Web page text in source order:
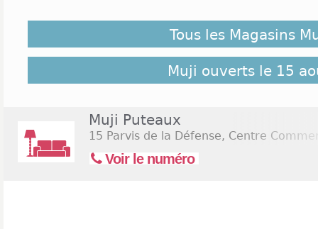
L'enseigne Muji est créée en 1980 dans la ville de
1998 avec l'implantation d'un premier magasin à
la possibilité de trouver des produits pour la
la confection proviennent du recyclage ce qui
mobilier ou encore l'art de la table. Tous les
dimanche, mais seulement pendant les fêtes
magasin situé à Paris propose une ouverture le
Cliquez sur le lien suivant pour rechercher les
Tous les Magasins
Muji ouverts le 15
Muji Puteaux
15 Parvis de la Défense, Centre
Voir le numéro